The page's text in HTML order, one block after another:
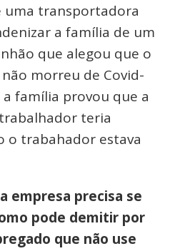
uma transportadora
a família de um
que alegou que o
morreu de Covid-
família provou que a
teria
o trabahador estava
empresa precisa se
pode demitir por
que não use